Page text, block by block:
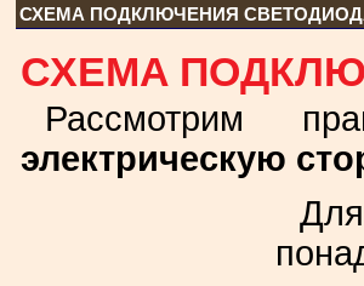
СХЕМА ПОДКЛЮЧЕНИЯ
СХЕМА
Рассмотрим
электрическую